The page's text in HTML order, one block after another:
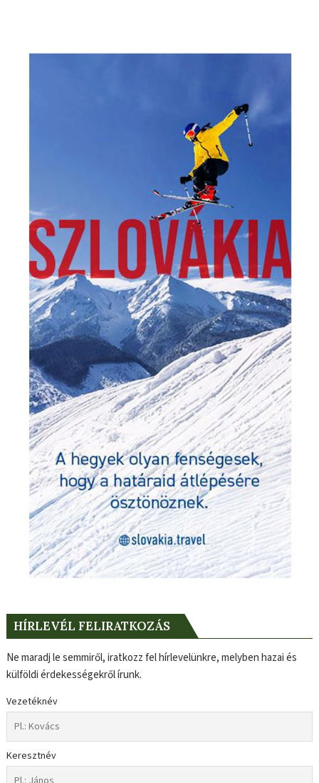
HÍRLEVÉL FELIRATKOZÁS
Ne maradj le semmiről, iratkozz fel hírlevelünkre, melyben hazai és
külföldi érdekességekről írunk.
Vezetéknév
Keresztnév